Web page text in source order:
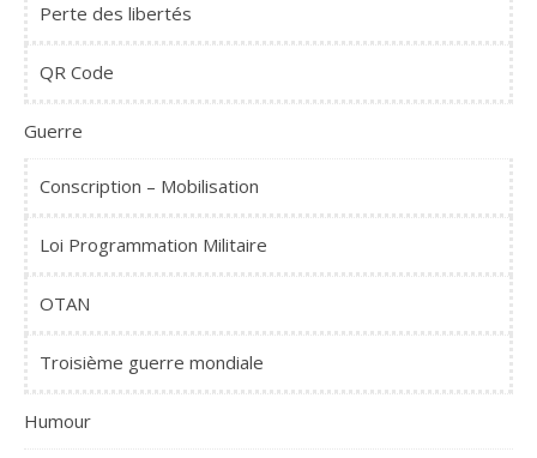
Perte des libertés
QR Code
Guerre
Conscription – Mobilisation
Loi Programmation Militaire
OTAN
Troisième guerre mondiale
Humour